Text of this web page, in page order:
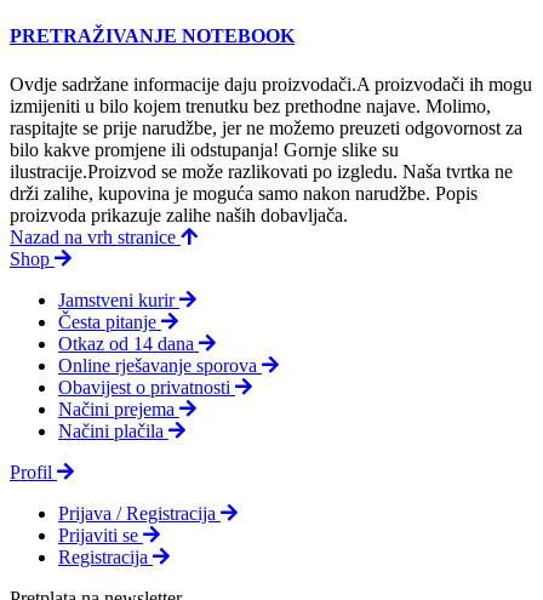
PRETRAŽIVANJE NOTEBOOK
Ovdje sadržane informacije daju proizvodači.A proizvodači ih mogu
izmijeniti u bilo kojem trenutku bez prethodne najave. Molimo,
raspitajte se prije narudžbe, jer ne možemo preuzeti odgovornost za
bilo kakve promjene ili odstupanja! Gornje slike su
ilustracije.Proizvod se može razlikovati po izgledu. Naša tvrtka ne
drži zalihe, kupovina je moguća samo nakon narudžbe. Popis
proizvoda prikazuje zalihe naših dobavljača.
Nazad na vrh stranice
Shop
Jamstveni kurir
Česta pitanje
Otkaz od 14 dana
Online rješavanje sporova
Obavijest o privatnosti
Načini prejema
Načini plačila
Profil
Prijava / Registracija
Prijaviti se
Registracija